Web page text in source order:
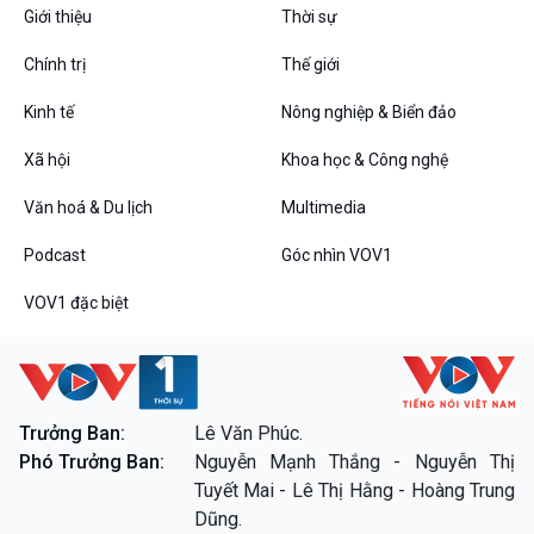
Bình luận
10 phút Sự kiện - Luận bàn
Dòng chảy sự kiện
Diễn đàn chủ nhật
Chuyện đêm
VOV1 đặc biệt
Thanh âm ký sự
Chân dung cuộc sống
Các chương trình đặc biệt
Giới thiệu Thời sự
Chính trị Thế giới
Kinh tế Nông nghiệp & Biển đảo
Xã hội Khoa học & Công nghệ
Văn hoá & Du lịch Multimedia
Podcast Góc nhìn VOV1
VOV1 đặc biệt
Trưởng Ban:
Lê Văn Phúc.
Phó Trưởng Ban:
Nguyễn Mạnh Thắng - Nguyễn Thị
Tuyết Mai - Lê Thị Hằng - Hoàng Trung
Dũng.